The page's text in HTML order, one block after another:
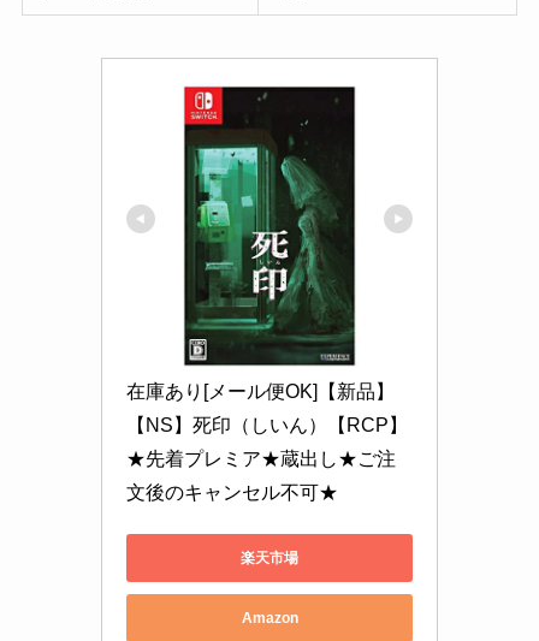
在庫あり[メール便OK]【新品】
【NS】死印（しいん）【RCP】
★先着プレミア★蔵出し★ご注
文後のキャンセル不可★
楽天市場
Amazon